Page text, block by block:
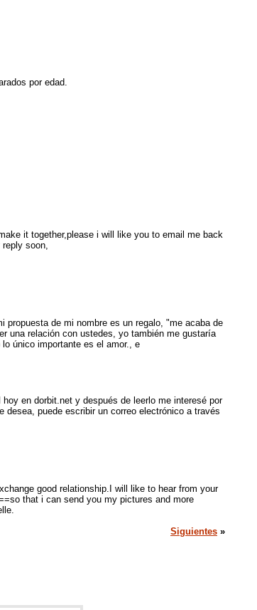
por edad.
it together,please i will like you to email me back
soon,
propuesta de mi nombre es un regalo, "me acaba de
una relación con ustedes, yo también me gustaría
único importante es el amor., e
en dorbit.net y después de leerlo me interesé por
puede escribir un correo electrónico a través
good relationship.I will like to hear from your
that i can send you my pictures and more
Siguientes »